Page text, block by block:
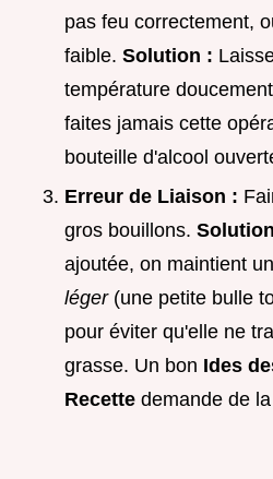
pas feu correctement,
faible. Solution :
température
faites jamais cette
bouteille d'alcool
Erreur de Liaison :
gros bouillons.
ajoutée, on maintient
léger (une petite bulle
pour éviter qu'elle ne
grasse. Un bon Ides
Recette demande de